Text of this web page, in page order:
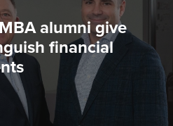
alumni give
financial